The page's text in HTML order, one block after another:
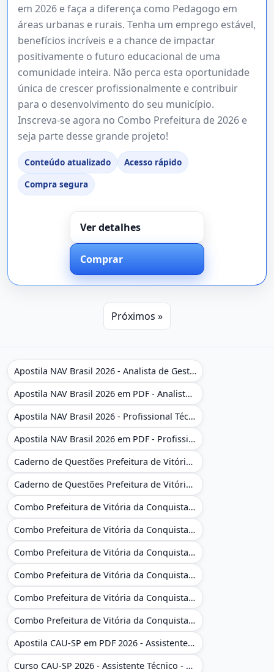
em 2026 e faça a diferença como Pedagogo em
áreas urbanas e rurais. Tenha um emprego estável,
benefícios incríveis e a chance de impactar
positivamente o futuro educacional de uma
comunidade inteira. Não perca esta oportunidade
única de crescer profissionalmente e contribuir
para o desenvolvimento do seu município.
Inscreva-se agora no Combo Prefeitura de 2026 e
seja parte desse grande projeto!
Conteúdo atualizado
Acesso rápido
Compra segura
Ver detalhes
Comprar
Próximos »
Apostila NAV Brasil 2026 - Analista de Gestão
Apostila NAV Brasil 2026 em PDF - Analista de Gestão
Apostila NAV Brasil 2026 - Profissional Técnico de Navegação Aérea - Operador de Torre de Controle
Apostila NAV Brasil 2026 em PDF - Profissional Técnico de Navegação Aérea - Operador de Torre de Controle
Caderno de Questões Prefeitura de Vitória da Conquista - BA - Conhecimentos Gerais - 450 Questões Gabaritadas
Caderno de Questões Prefeitura de Vitória da Conquista em PDF - BA - Conhecimentos Gerais - 450 Questões Gabaritadas
Combo Prefeitura de Vitória da Conquista - BA 2026 - Monitor Escolar (Educação Infantil e Cobertura das AC'S)
Combo Prefeitura de Vitória da Conquista - BA 2026 - Monitor Escolar (Educação Infantil e Cobertura das AC'S)
Combo Prefeitura de Vitória da Conquista - BA 2026 - Monitor Escolar (Suporte às Crianças com Deficiência)
Combo Prefeitura de Vitória da Conquista - BA 2026 - Monitor Escolar (Suporte às Crianças com Deficiência)
Combo Prefeitura de Vitória da Conquista - BA 2026 - Pedagogo - Zona Urbana e/ou Rural
Combo Prefeitura de Vitória da Conquista - BA 2026 - Pedagogo - Zona Urbana e/ou Rural
Apostila CAU-SP em PDF 2026 - Assistente Técnico - Administrativo
Curso CAU-SP 2026 - Assistente Técnico - Administrativo e Administrativo Regional